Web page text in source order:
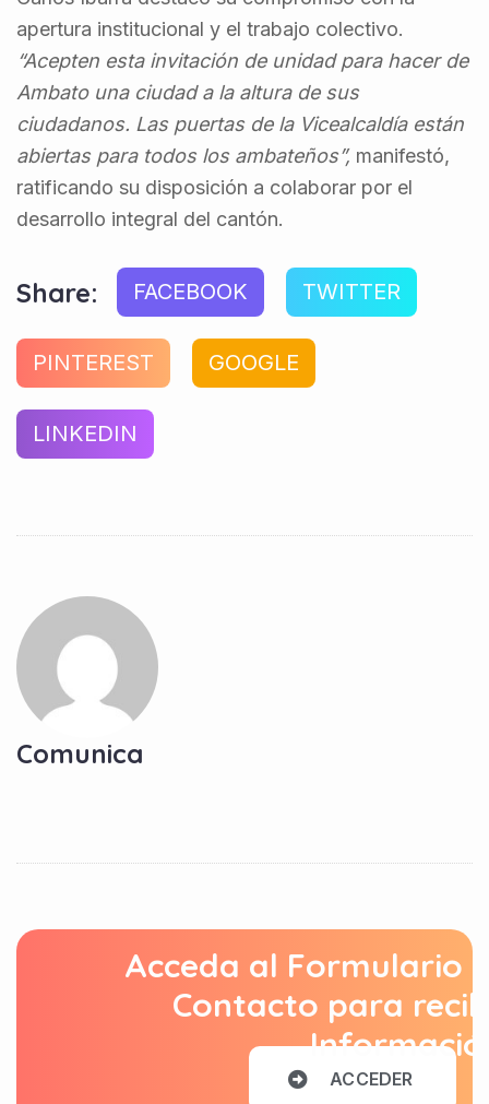
apertura institucional y el trabajo colectivo.
“Acepten esta invitación de unidad para hacer de
Ambato una ciudad a la altura de sus
ciudadanos. Las puertas de la Vicealcaldía están
abiertas para todos los ambateños”, manifestó,
ratificando su disposición a colaborar por el
desarrollo integral del cantón.
Share: FACEBOOK TWITTER
PINTEREST GOOGLE
LINKEDIN
Comunica
Acceda al Formulario
Contacto para
ACCEDER